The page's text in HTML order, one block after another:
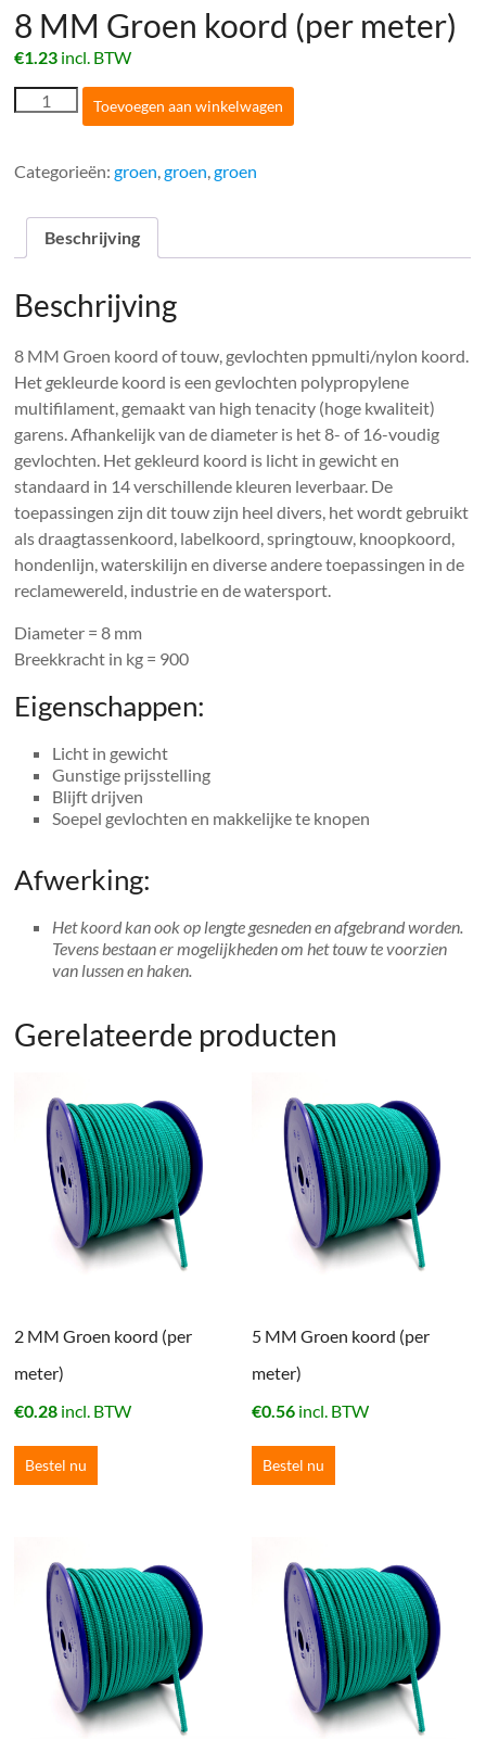
8 MM Groen koord (per meter)
€1.23 incl. BTW
MM
(per
Toevoegen aan winkelwagen
Categorieën:groen,groen,groen
Beschrijving
Beschrijving
8 MM Groen koord of touw, gevlochten ppmulti/nylon koord.
Het gekleurde koord is een gevlochten polypropylene
multifilament, gemaakt van high tenacity (hoge kwaliteit)
garens. Afhankelijk van de diameter is het 8- of 16-voudig
gevlochten. Het gekleurd koord is licht in gewicht en
standaard in 14 verschillende kleuren leverbaar. De
toepassingen zijn dit touw zijn heel divers, het wordt gebruikt
als draagtassenkoord, labelkoord, springtouw, knoopkoord,
hondenlijn, waterskilijn en diverse andere toepassingen in de
reclamewereld, industrie en de watersport.
Diameter = 8 mm
Breekkracht in kg = 900
Eigenschappen:
Licht in gewicht
Gunstige prijsstelling
Blijft drijven
Soepel gevlochten en makkelijke te knopen
Afwerking:
Het koord kan ook op lengte gesneden en afgebrand worden.
Tevens bestaan er mogelijkheden om het touw te voorzien
van lussen en haken.
Gerelateerde producten
2 MM Groen koord (per
meter)
€0.28 incl. BTW
Bestel nu
5 MM Groen koord (per
meter)
€0.56 incl. BTW
Bestel nu